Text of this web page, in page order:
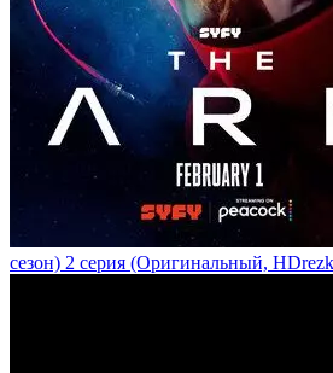
сезон) 2 серия (Оригинальный,